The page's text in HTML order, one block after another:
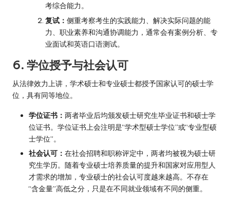
考综合能力。
复试： 侧重考察考生的实践能力、解决实际问题的能
力、职业素养和沟通协调能力，通常会有案例分析、专
业面试和英语口语测试。
6. 学位授予与社会认可
从法律效力上讲，学术硕士和专业硕士都授予国家认可的硕士学
位，具有同等地位。
学位证书： 两者毕业后均颁发硕士研究生毕业证书和硕士学
位证书。学位证书上会注明是“学术型硕士学位”或“专业型硕
士学位”。
社会认可： 在社会招聘和职称评定中，两者均被视为硕士研
究生学历。随着专业硕士培养质量的提升和国家对应用型人
才需求的增加，专业硕士的社会认可度越来越高。不存在
“含金量”高低之分，只是在不同就业领域有不同的侧重。